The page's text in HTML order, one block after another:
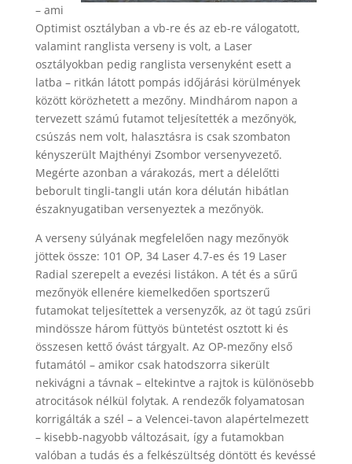
– ami
Optimist osztályban a vb-re és az eb-re válogatott,
valamint ranglista verseny is volt, a Laser
osztályokban pedig ranglista versenyként esett a
latba – ritkán látott pompás időjárási körülmények
között körözhetett a mezőny. Mindhárom napon a
tervezett számú futamot teljesítették a mezőnyök,
csúszás nem volt, halasztásra is csak szombaton
kényszerült Majthényi Zsombor versenyvezető.
Megérte azonban a várakozás, mert a délelőtti
beborult tingli-tangli után kora délután hibátlan
északnyugatiban versenyeztek a mezőnyök.
A verseny súlyának megfelelően nagy mezőnyök
jöttek össze: 101 OP, 34 Laser 4.7-es és 19 Laser
Radial szerepelt a evezési listákon. A tét és a sűrű
mezőnyök ellenére kiemelkedően sportszerű
futamokat teljesítettek a versenyzők, az öt tagú zsűri
mindössze három füttyös büntetést osztott ki és
összesen kettő óvást tárgyalt. Az OP-mezőny első
futamától – amikor csak hatodszorra sikerült
nekivágni a távnak – eltekintve a rajtok is különösebb
atrocitások nélkül folytak. A rendezők folyamatosan
korrigálták a szél – a Velencei-tavon alapértelmezett
– kisebb-nagyobb változásait, így a futamokban
valóban a tudás és a felkészültség döntött és kevéssé